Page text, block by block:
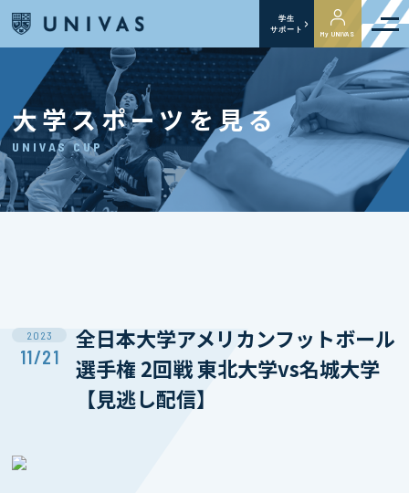
学生
サポート
My UNIVAS
大学スポーツを見る
UNIVAS CUP
2023
11/21
全日本大学アメリカンフットボール
選手権 2回戦 東北大学vs名城大学
【見逃し配信】